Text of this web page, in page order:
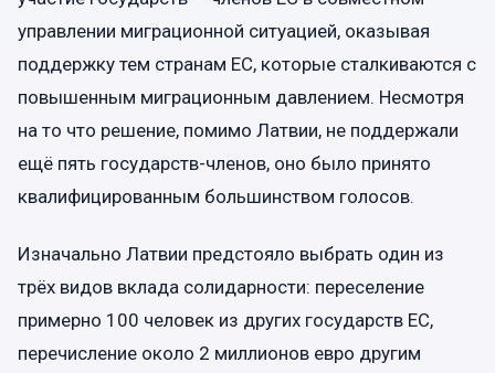
управлении миграционной ситуацией, оказывая
поддержку тем странам ЕС, которые сталкиваются с
повышенным миграционным давлением. Несмотря
на то что решение, помимо Латвии, не поддержали
ещё пять государств-членов, оно было принято
квалифицированным большинством голосов.
Изначально Латвии предстояло выбрать один из
трёх видов вклада солидарности: переселение
примерно 100 человек из других государств ЕС,
перечисление около 2 миллионов евро другим